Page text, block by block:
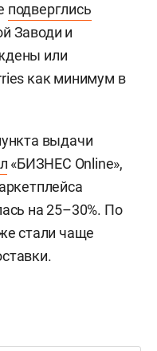
подверглись
Заводи и
или
как минимум в
выдачи
«БИЗНЕС Online»,
на 25–30%. По
стали чаще